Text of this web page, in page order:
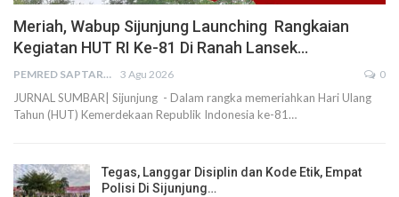
Meriah, Wabup Sijunjung Launching Rangkaian
Kegiatan HUT RI Ke-81 Di Ranah Lansek…
PEMRED SAPTARIUS 3 Agu 2026 0
JURNAL SUMBAR| Sijunjung - Dalam rangka memeriahkan Hari Ulang
Tahun (HUT) Kemerdekaan Republik Indonesia ke-81…
Tegas, Langgar Disiplin dan Kode Etik, Empat
Polisi Di Sijunjung…